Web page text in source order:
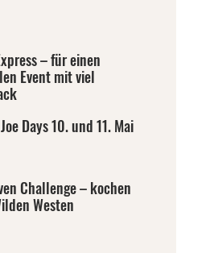
– für einen
Event mit viel
Days 10. und 11. Mai
Challenge – kochen
Westen